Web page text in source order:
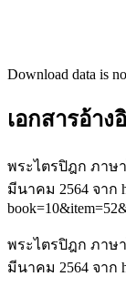
Download data is
เอกสารอ้าง
พระไตรปิฎก ภาษ
มีนาคม 2564 จาก
พระไตรปิฎก ภาษ
มีนาคม 2564 จาก